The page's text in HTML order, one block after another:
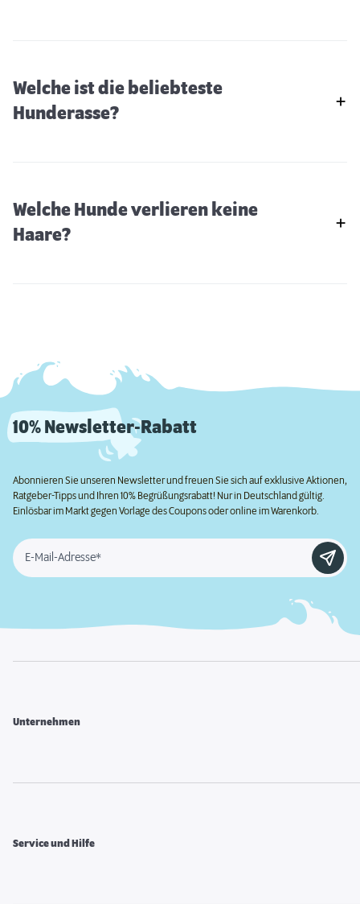
Welche ist die beliebteste
Hunderasse?
Welche Hunde verlieren keine
Haare?
10% Newsletter-Rabatt
Abonnieren Sie unseren Newsletter und freuen Sie sich auf exklusive Aktionen,
Ratgeber-Tipps und Ihren 10% Begrüßungsrabatt! Nur in Deutschland gültig.
Einlösbar im Markt gegen Vorlage des Coupons oder online im Warenkorb.
E-Mail-Adresse*
Unternehmen
Service und Hilfe